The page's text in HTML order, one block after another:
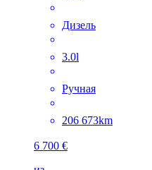
Дизель
3.0l
Ручная
206 673km
6 700 €